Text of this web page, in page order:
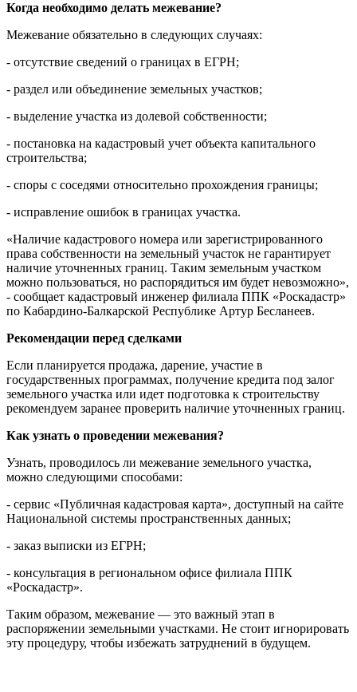
Когда необходимо делать межевание?
Межевание обязательно в следующих случаях:
- отсутствие сведений о границах в ЕГРН;
- раздел или объединение земельных участков;
- выделение участка из долевой собственности;
- постановка на кадастровый учет объекта капитального
строительства;
- споры с соседями относительно прохождения границы;
- исправление ошибок в границах участка.
«Наличие кадастрового номера или зарегистрированного
права собственности на земельный участок не гарантирует
наличие уточненных границ. Таким земельным участком
можно пользоваться, но распорядиться им будет невозможно»,
- сообщает кадастровый инженер филиала ППК «Роскадастр»
по Кабардино-Балкарской Республике Артур Бесланеев.
Рекомендации перед сделками
Если планируется продажа, дарение, участие в
государственных программах, получение кредита под залог
земельного участка или идет подготовка к строительству
рекомендуем заранее проверить наличие уточненных границ.
Как узнать о проведении межевания?
Узнать, проводилось ли межевание земельного участка,
можно следующими способами:
- сервис «Публичная кадастровая карта», доступный на сайте
Национальной системы пространственных данных;
- заказ выписки из ЕГРН;
- консультация в региональном офисе филиала ППК
«Роскадастр».
Таким образом, межевание — это важный этап в
распоряжении земельными участками. Не стоит игнорировать
эту процедуру, чтобы избежать затруднений в будущем.